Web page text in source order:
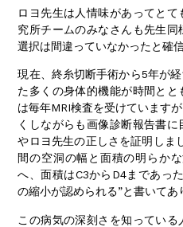
ロヨ先生は人情味があってと
究所チームのみなさんも先生
選択は間違っていなかったと確
現在、終糸切断手術から5年が
た多くの身体的機能が時間と
は毎年MRI検査を受けています
くしながらも画像診断報告書
やロヨ先生の正しさを証明しま
間の空洞の幅と面積の明らか
へ、面積はC3からD4まであっ
の縮小が認められる”と書いてあ
この病気の深刻さを知ってい